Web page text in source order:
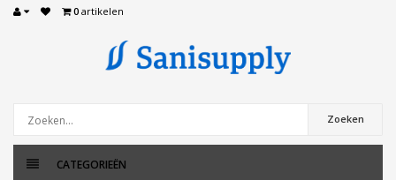
0 artikelen
Zoeken
CATEGORIEËN